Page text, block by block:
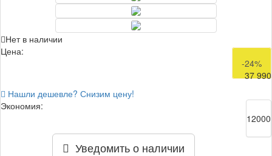
Нет в наличии
Цена:
49 990
-24%
37 990
Нашли дешевле? Снизим цену!
Экономия:
12000
Уведомить о наличии